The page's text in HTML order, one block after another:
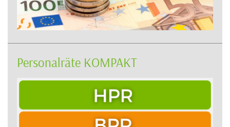
Personalräte KOMPAKT